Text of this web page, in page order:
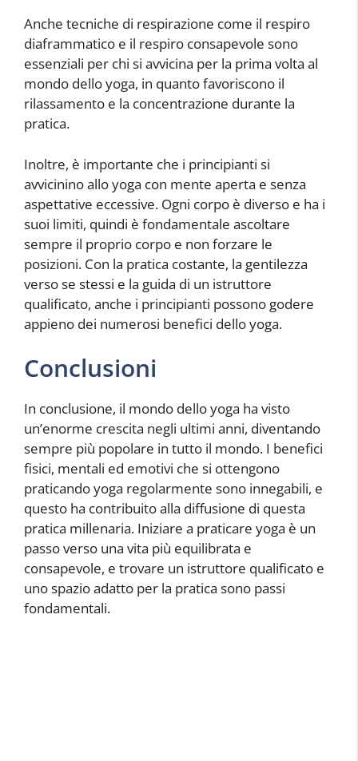
Anche tecniche di respirazione come il respiro
diaframmatico e il respiro consapevole sono
essenziali per chi si avvicina per la prima volta al
mondo dello yoga, in quanto favoriscono il
rilassamento e la concentrazione durante la
pratica.
Inoltre, è importante che i principianti si
avvicinino allo yoga con mente aperta e senza
aspettative eccessive. Ogni corpo è diverso e ha i
suoi limiti, quindi è fondamentale ascoltare
sempre il proprio corpo e non forzare le
posizioni. Con la pratica costante, la gentilezza
verso se stessi e la guida di un istruttore
qualificato, anche i principianti possono godere
appieno dei numerosi benefici dello yoga.
Conclusioni
In conclusione, il mondo dello yoga ha visto
un’enorme crescita negli ultimi anni, diventando
sempre più popolare in tutto il mondo. I benefici
fisici, mentali ed emotivi che si ottengono
praticando yoga regolarmente sono innegabili, e
questo ha contribuito alla diffusione di questa
pratica millenaria. Iniziare a praticare yoga è un
passo verso una vita più equilibrata e
consapevole, e trovare un istruttore qualificato e
uno spazio adatto per la pratica sono passi
fondamentali.